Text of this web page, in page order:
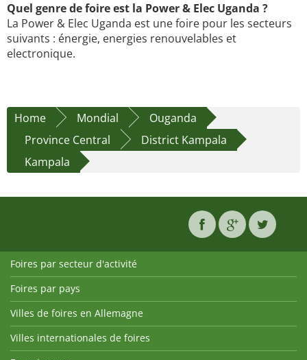
Quel genre de foire est la Power & Elec Uganda ?
La Power & Elec Uganda est une foire pour les secteurs
suivants : énergie, energies renouvelables et
electronique.
Home Mondial
Ouganda
Province Central
District Kampala
Kampala
Foires par secteur d'activité
Foires par pays
Villes de foires en Allemagne
Villes internationales de foires